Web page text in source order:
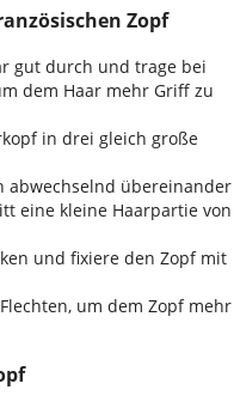
Zopf
gut durch und trage bei
dem Haar mehr Griff zu
in drei gleich große
abwechselnd übereinander
eine kleine Haarpartie von
und fixiere den Zopf mit
um dem Zopf mehr